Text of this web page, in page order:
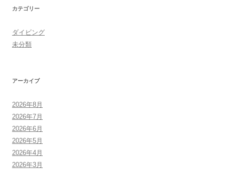
カテゴリー
ダイビング
未分類
アーカイブ
2026年8月
2026年7月
2026年6月
2026年5月
2026年4月
2026年3月